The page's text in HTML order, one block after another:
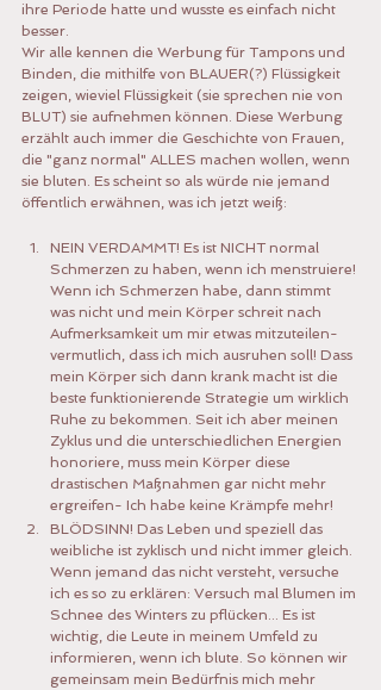
ihre Periode hatte und wusste es einfach nicht
besser.
Wir alle kennen die Werbung für Tampons und
Binden, die mithilfe von BLAUER(?) Flüssigkeit
zeigen, wieviel Flüssigkeit (sie sprechen nie von
BLUT) sie aufnehmen können. Diese Werbung
erzählt auch immer die Geschichte von Frauen,
die "ganz normal" ALLES machen wollen, wenn
sie bluten. Es scheint so als würde nie jemand
öffentlich erwähnen, was ich jetzt weiß:
NEIN VERDAMMT! Es ist NICHT normal
Schmerzen zu haben, wenn ich menstruiere!
Wenn ich Schmerzen habe, dann stimmt
was nicht und mein Körper schreit nach
Aufmerksamkeit um mir etwas mitzuteilen-
vermutlich, dass ich mich ausruhen soll! Dass
mein Körper sich dann krank macht ist die
beste funktionierende Strategie um wirklich
Ruhe zu bekommen. Seit ich aber meinen
Zyklus und die unterschiedlichen Energien
honoriere, muss mein Körper diese
drastischen Maßnahmen gar nicht mehr
ergreifen- Ich habe keine Krämpfe mehr!
BLÖDSINN! Das Leben und speziell das
weibliche ist zyklisch und nicht immer gleich.
Wenn jemand das nicht versteht, versuche
ich es so zu erklären: Versuch mal Blumen im
Schnee des Winters zu pflücken... Es ist
wichtig, die Leute in meinem Umfeld zu
informieren, wenn ich blute. So können wir
gemeinsam mein Bedürfnis mich mehr